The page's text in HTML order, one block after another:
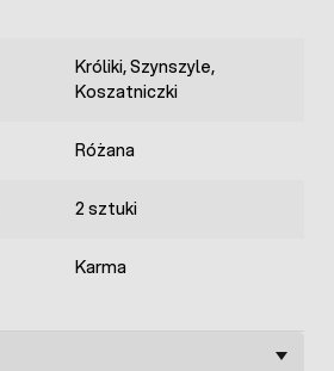
Króliki, Szynszyle,
Koszatniczki
Różana
2 sztuki
Karma